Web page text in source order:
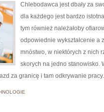
Chlebodawca jest dbały za
dla każdego jest bardzo
tym również należałoby
odpowiednie wykształcenie a
mnóstwo, w niektórych z nich
skorych na jedno stanowisko.
za granicę i tam odkrywanie